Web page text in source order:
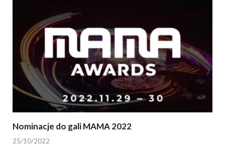
Nominacje do gali MAMA 2022
25/10/2022